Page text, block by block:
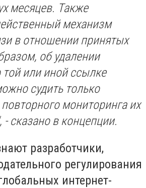
месяцев. Также
механизм
в отношении принятых
об удалении
той или иной ссылке
судить только
мониторинга их
- сказано в концепции.
разработчики,
регулирования
интернет-